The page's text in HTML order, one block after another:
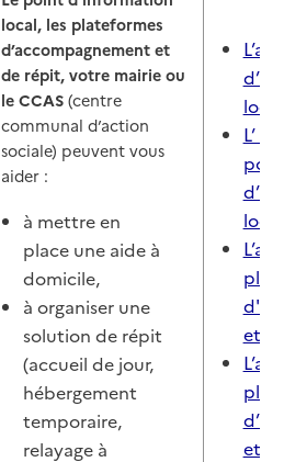
local, les plateformes
d’accompagnement et
de répit, votre mairie ou
le CCAS (centre
communal d’action
sociale) peuvent vous
aider :
à mettre en
place une aide à
domicile,
à organiser une
solution de répit
(accueil de jour,
hébergement
temporaire,
relayage à
L’
et
et